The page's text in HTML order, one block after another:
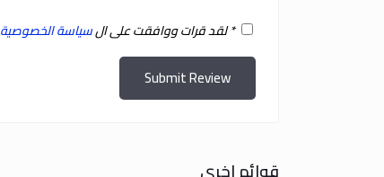
*لقد قرات ووافقت على السياسة الخصوصية
Submit Review